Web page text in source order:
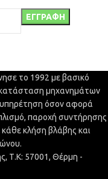
το 1992 με βασικό
μηχανημάτων
όσον αφορά
παροχή συντήρησης
κλήση βλάβης και
Τ.Κ: 57001, Θέρμη -